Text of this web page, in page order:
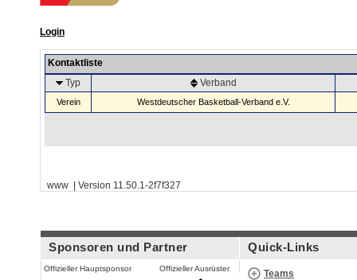
Login
Kontaktliste
Typ
Verband
Verein Westdeutscher Basketball-Verband e.V.
www | Version 11.50.1-2f7f327
Sponsoren und Partner
Offizieller Hauptsponsor Offizieller Ausrüster
Quick-Links
Teams